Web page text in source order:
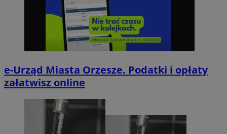
e-Urząd Miasta Orzesze. Podatki i opłaty
załatwisz online